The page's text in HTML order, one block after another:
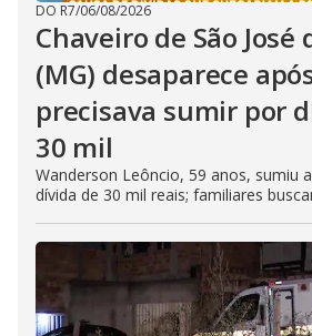
DO R7/06/08/2026
Chaveiro de São José
(MG) desaparece
precisava sumir por
30 mil
Wanderson Leôncio, 59 anos, sumiu
dívida de 30 mil reais; familiares